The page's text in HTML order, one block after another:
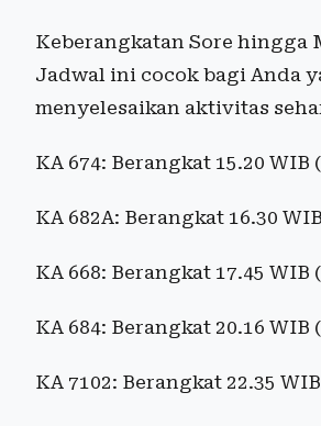
Keberangkatan Sore hingga
Jadwal ini cocok bagi Anda
menyelesaikan aktivitas
KA 674: Berangkat 15.20 WIB
KA 682A: Berangkat 16.30
KA 668: Berangkat 17.45 WIB
KA 684: Berangkat 20.16 WIB
KA 7102: Berangkat 22.35